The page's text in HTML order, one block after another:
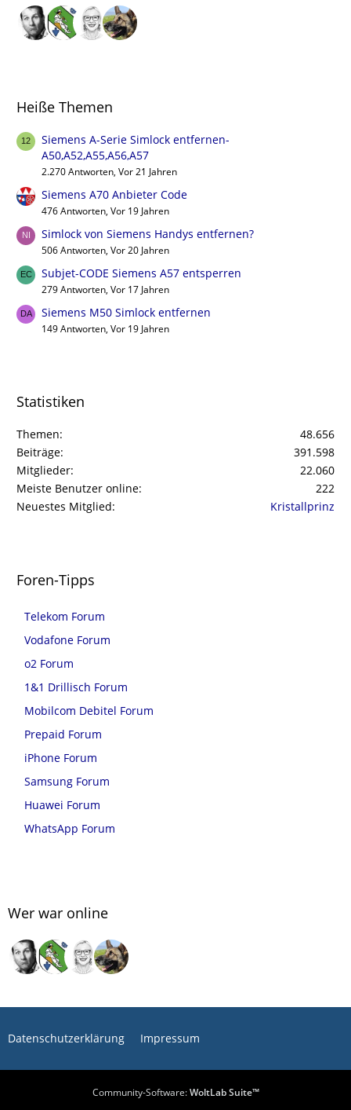
Heiße Themen
Siemens A-Serie Simlock entfernen-
A50,A52,A55,A56,A57
2.270 Antworten, Vor 21 Jahren
Siemens A70 Anbieter Code
476 Antworten, Vor 19 Jahren
Simlock von Siemens Handys entfernen?
506 Antworten, Vor 20 Jahren
Subjet-CODE Siemens A57 entsperren
279 Antworten, Vor 17 Jahren
Siemens M50 Simlock entfernen
149 Antworten, Vor 19 Jahren
Statistiken
Themen
48.656
Beiträge
391.598
Mitglieder
22.060
Meiste Benutzer online
222
Neuestes Mitglied
Kristallprinz
Foren-Tipps
Telekom Forum
Vodafone Forum
o2 Forum
1&1 Drillisch Forum
Mobilcom Debitel Forum
Prepaid Forum
iPhone Forum
Samsung Forum
Huawei Forum
WhatsApp Forum
Wer war online
Datenschutzerklärung Impressum
Community-Software:WoltLab Suite™